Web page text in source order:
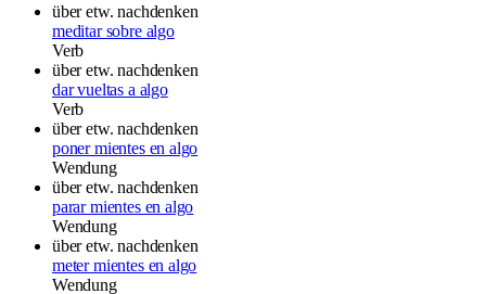
über etw. nachdenken
meditar sobre algo
Verb
über etw. nachdenken
dar vueltas a algo
Verb
über etw. nachdenken
poner mientes en algo
Wendung
über etw. nachdenken
parar mientes en algo
Wendung
über etw. nachdenken
meter mientes en algo
Wendung